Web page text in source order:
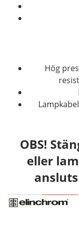
Hög
OBS!
eller